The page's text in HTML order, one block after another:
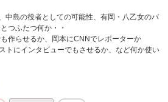
中島の役者としての可能性、有岡・八乙女のバ
つふたつ何か・・
作らせるか、岡本にCNNでレポーターか
トにインタビューでもさせるか、など何か使い